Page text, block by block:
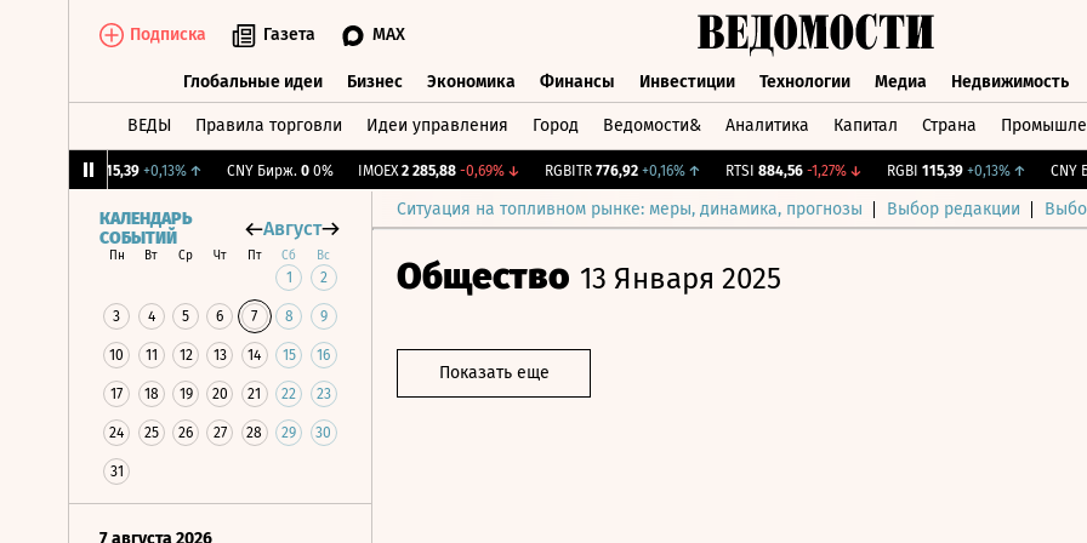
Подписка Газета MAX
Глобальные идеи Бизнес Экономика Финансы Инвестиции Технологии Медиа Недвижимость
ВЕДЫ Правила торговли Идеи управления Город Ведомости& Аналитика Капитал Страна
115,39 +0,13% ↑ CNY Бирж. 0 0% IMOEX 2 285,88 -0,69%↓ RGBITR 776,92 +0,16% ↑ RTSI 884,56 -1,27%↓ RGBI 115,39 +0,13% ↑ CNY
Ситуация на топливном рынке: меры, динамика, прогнозы Выбор редакции
КАЛЕНДАРЬ
СОБЫТИЙ
Август
Пн Вт Ср Чт Пт Сб Вс
1 2
3 4 5 6 7 8 9
10 11 12 13 14 15 16
17 18 19 20 21 22 23
24 25 26 27 28 29 30
31
7 августа 2026
Общество 13 Января 2025
Показать еще